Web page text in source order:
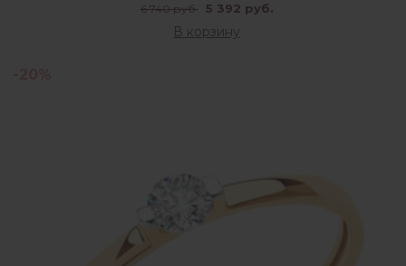
6 740 руб. 5 392 руб.
В корзину